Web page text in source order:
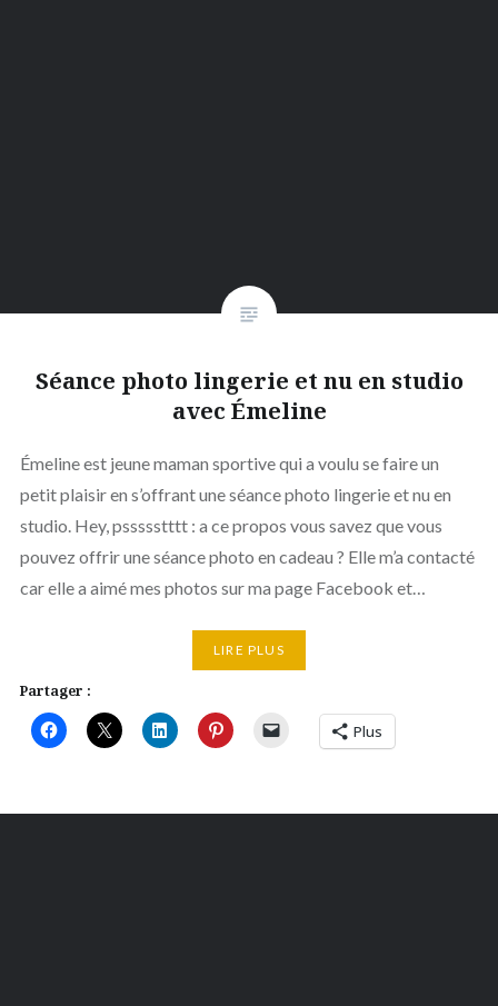
Séance photo lingerie et nu en studio
avec Émeline
Émeline est jeune maman sportive qui a voulu se faire un
petit plaisir en s’offrant une séance photo lingerie et nu en
studio. Hey, pssssstttt : a ce propos vous savez que vous
pouvez offrir une séance photo en cadeau ? Elle m’a contacté
car elle a aimé mes photos sur ma page Facebook et…
LIRE PLUS
Partager :
Plus